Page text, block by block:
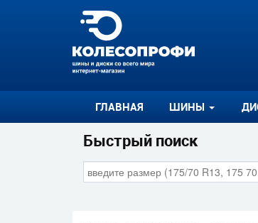
ГЛАВНАЯ ШИНЫ
Быстрый поиск